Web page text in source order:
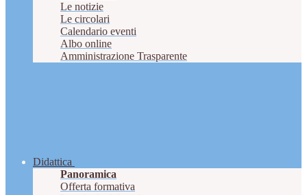
Le notizie
Le circolari
Calendario eventi
Albo online
Amministrazione Trasparente
Didattica
Panoramica
Offerta formativa